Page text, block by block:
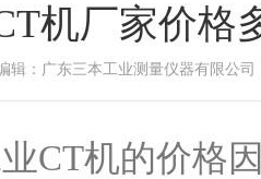
机厂家价格
辑：广东三本工业测量仪器有限公司
CT机的价格